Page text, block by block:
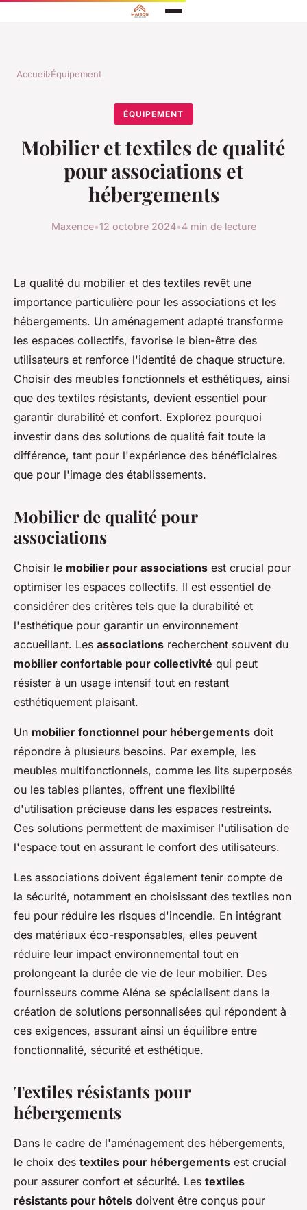
Accueil›Équipement
ÉQUIPEMENT
Mobilier et textiles de qualité
pour associations et
hébergements
Maxence•12 octobre 2024•4 min de lecture
La qualité du mobilier et des textiles revêt une
importance particulière pour les associations et les
hébergements. Un aménagement adapté transforme
les espaces collectifs, favorise le bien-être des
utilisateurs et renforce l'identité de chaque structure.
Choisir des meubles fonctionnels et esthétiques, ainsi
que des textiles résistants, devient essentiel pour
garantir durabilité et confort. Explorez pourquoi
investir dans des solutions de qualité fait toute la
différence, tant pour l'expérience des bénéficiaires
que pour l'image des établissements.
Mobilier de qualité pour
associations
Choisir le mobilier pour associations est crucial pour
optimiser les espaces collectifs. Il est essentiel de
considérer des critères tels que la durabilité et
l'esthétique pour garantir un environnement
accueillant. Les associations recherchent souvent du
mobilier confortable pour collectivité qui peut
résister à un usage intensif tout en restant
esthétiquement plaisant.
Un mobilier fonctionnel pour hébergements doit
répondre à plusieurs besoins. Par exemple, les
meubles multifonctionnels, comme les lits superposés
ou les tables pliantes, offrent une flexibilité
d'utilisation précieuse dans les espaces restreints.
Ces solutions permettent de maximiser l'utilisation de
l'espace tout en assurant le confort des utilisateurs.
Les associations doivent également tenir compte de
la sécurité, notamment en choisissant des textiles non
feu pour réduire les risques d'incendie. En intégrant
des matériaux éco-responsables, elles peuvent
réduire leur impact environnemental tout en
prolongeant la durée de vie de leur mobilier. Des
fournisseurs comme Aléna se spécialisent dans la
création de solutions personnalisées qui répondent à
ces exigences, assurant ainsi un équilibre entre
fonctionnalité, sécurité et esthétique.
Textiles résistants pour
hébergements
Dans le cadre de l'aménagement des hébergements,
le choix des textiles pour hébergements est crucial
pour assurer confort et sécurité. Les textiles
résistants pour hôtels doivent être conçus pour